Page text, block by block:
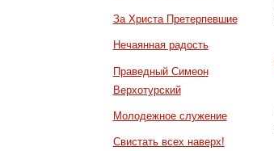
За Христа Претерпевшие
Нечаянная радость
Праведный Симеон
Верхотурский
Молодежное служение
Свистать всех наверх!